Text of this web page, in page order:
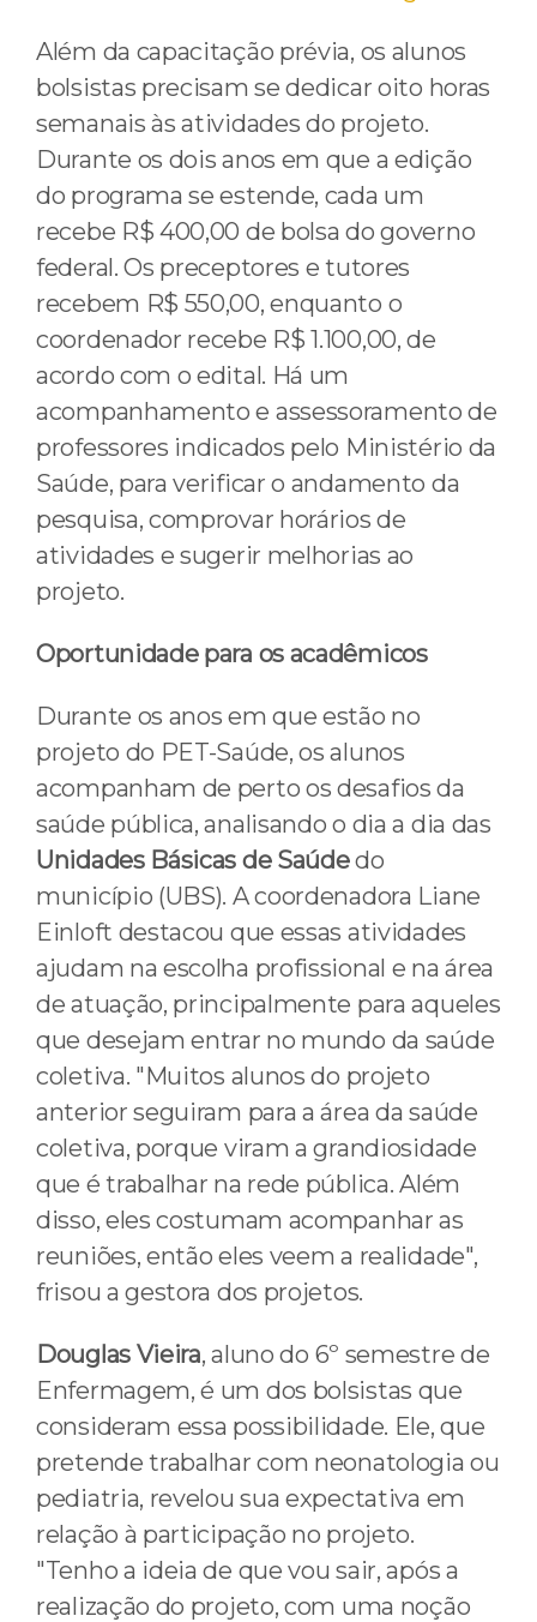
Além da capacitação prévia, os alunos
bolsistas precisam se dedicar oito horas
semanais às atividades do projeto.
Durante os dois anos em que a edição
do programa se estende, cada um
recebe R$ 400,00 de bolsa do governo
federal. Os preceptores e tutores
recebem R$ 550,00, enquanto o
coordenador recebe R$ 1.100,00, de
acordo com o edital. Há um
acompanhamento e assessoramento de
professores indicados pelo Ministério da
Saúde, para verificar o andamento da
pesquisa, comprovar horários de
atividades e sugerir melhorias ao
projeto.
Oportunidade para os acadêmicos
Durante os anos em que estão no
projeto do PET-Saúde, os alunos
acompanham de perto os desafios da
saúde pública, analisando o dia a dia das
Unidades Básicas de Saúdedo
município (UBS). A coordenadora Liane
Einloft destacou que essas atividades
ajudam na escolha profissional e na área
de atuação, principalmente para aqueles
que desejam entrar no mundo da saúde
coletiva. "Muitos alunos do projeto
anterior seguiram para a área da saúde
coletiva, porque viram a grandiosidade
que é trabalhar na rede pública. Além
disso, eles costumam acompanhar as
reuniões, então eles veem a realidade",
frisou a gestora dos projetos.
Douglas Vieira, aluno do 6º semestre de
Enfermagem, é um dos bolsistas que
consideram essa possibilidade. Ele, que
pretende trabalhar com neonatologia ou
pediatria, revelou sua expectativa em
relação à participação no projeto.
"Tenho a ideia de que vou sair, após a
realização do projeto, com uma noção